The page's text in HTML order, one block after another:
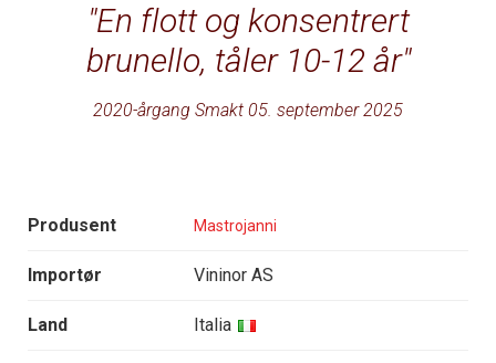
En flott og konsentrert
brunello, tåler 10-12 år
2020-årgang Smakt 05. september 2025
Produsent Mastrojanni
Importør Vininor AS
Land Italia